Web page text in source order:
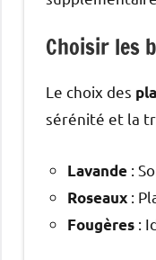
Choisir les
Le choix des
sérénité et la
Lavande :
Roseaux :
Fougères :